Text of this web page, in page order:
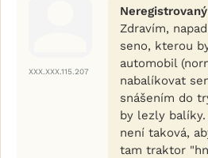
XXX.XXX.115.207
Zdravím,
seno, kterou
automobil
nabalíkovat
snášením do
by lezly
není taková,
tam traktor